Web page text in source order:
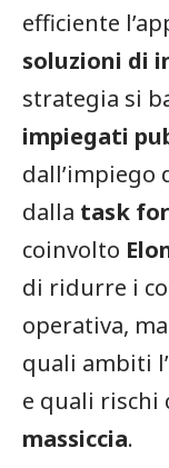
efficiente
soluzioni di
strategia si
impiegati
dall’impiego
dalla task
coinvolto
di ridurre i
operativa,
quali ambiti
e quali rischi
massiccia.